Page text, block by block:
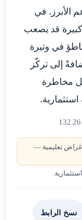
الأبرز. في
كبيرة قد يصعب
في وتيرة
إلى تركّز
مخاطرة
تعليمية —
نسخ الرابط